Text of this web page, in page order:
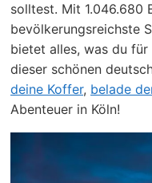
solltest. Mit 1.046.680
bevölkerungsreichste
bietet alles, was du für
dieser schönen
deine Koffer, belade
Abenteuer in Köln!